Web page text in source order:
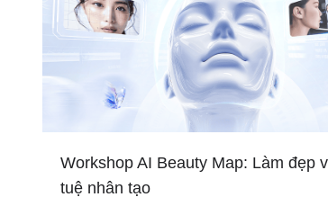
Workshop AI Beauty Map: Làm đẹp
tuệ nhân tạo